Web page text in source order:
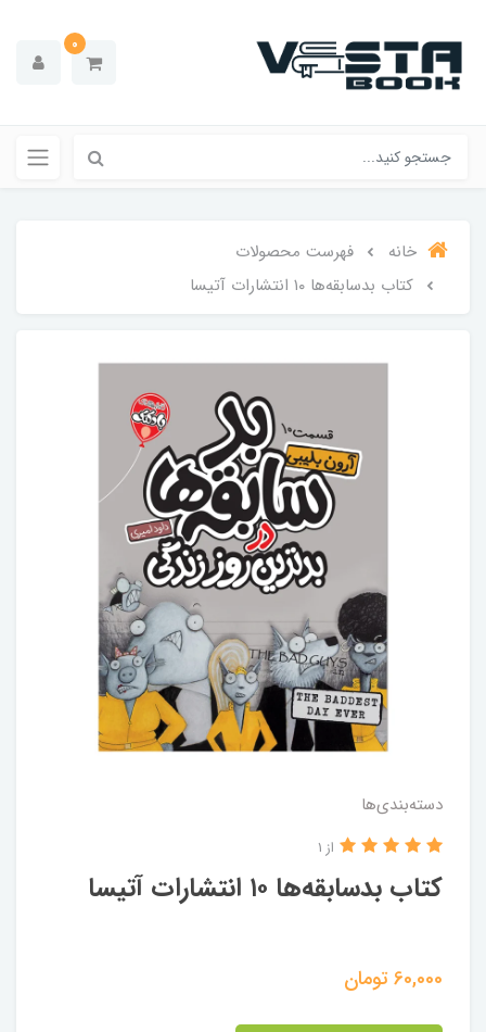
0
خانه
فهرست محصولات
کتاب بدسابقه‌ها ۱۰ انتشارات آتیسا
دسته‌بندی‌ها
کتاب بدسابقه‌ها ۱۰ انتشارات آتیسا
از 1
60,000تومان